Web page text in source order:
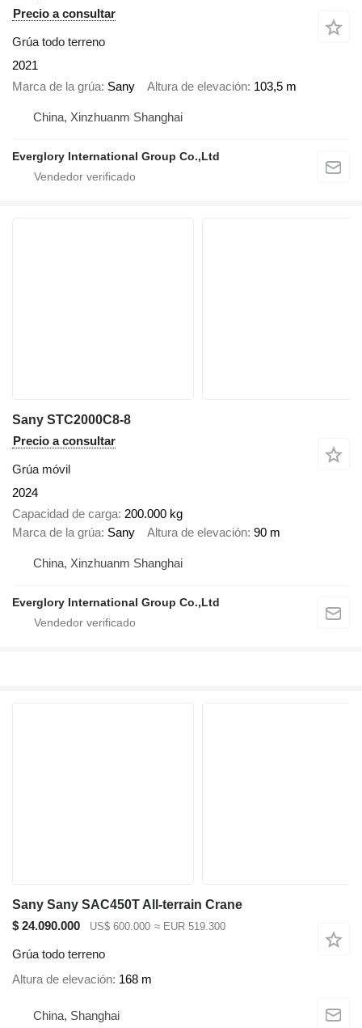
Precio a consultar
Grúa todo terreno
2021
Marca de la grúa Sany Altura de elevación 103,5 m
China, Xinzhuanm Shanghai
Everglory International Group Co.,Ltd
Sany STC2000C8-8
Precio a consultar
Grúa móvil
2024
Capacidad de carga 200.000 kg
Marca de la grúa Sany Altura de elevación 90 m
China, Xinzhuanm Shanghai
Everglory International Group Co.,Ltd
Sany Sany SAC450T All-terrain Crane
$ 24.090.000
US$ 600.000 ≈ EUR 519.300
Grúa todo terreno
Altura de elevación 168 m
China, Shanghai